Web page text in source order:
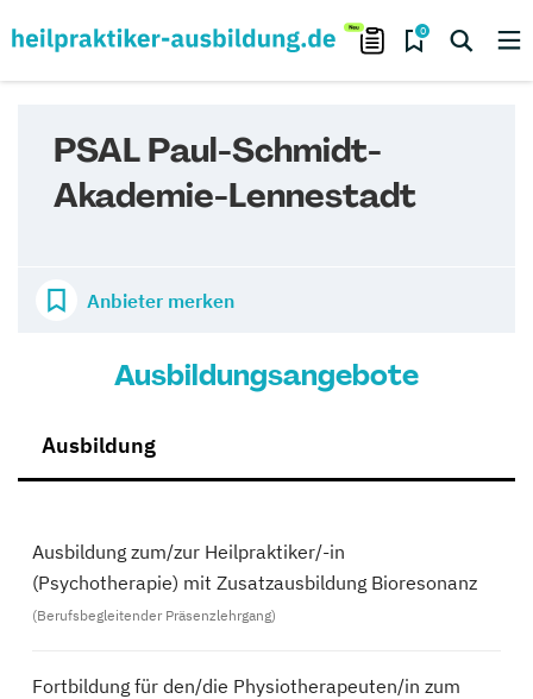
0
PSAL Paul-Schmidt-
Akademie-Lennestadt
Anbieter merken
Ausbildungsangebote
Ausbildung
Ausbildung zum/zur Heilpraktiker/-in
(Psychotherapie) mit Zusatzausbildung Bioresonanz
(Berufsbegleitender Präsenzlehrgang)
Fortbildung für den/die Physiotherapeuten/in zum